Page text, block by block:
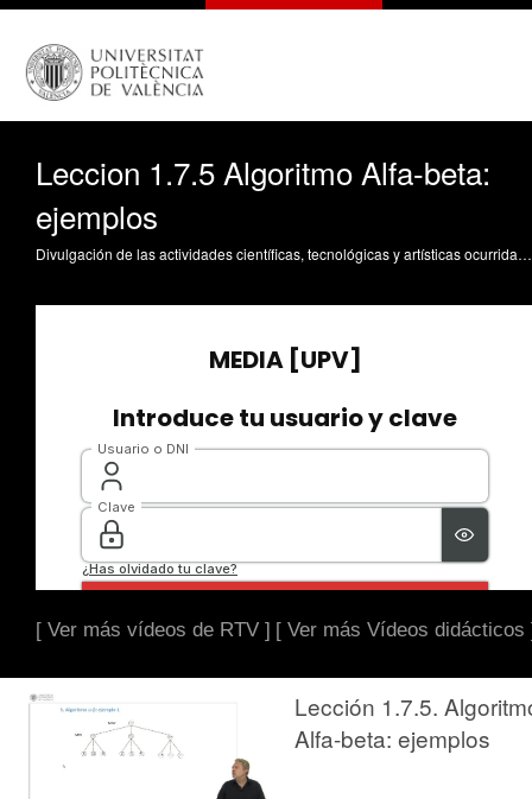
Leccion 1.7.5 Algoritmo Alfa-beta:
ejemplos
Divulgación de las actividades científicas, tecnológicas y artísticas ocurridas en los tres campus de la UPV
[ Ver más vídeos de RTV ] [ Ver más Vídeos didácticos
Lección 1.7.5.
Alfa-beta: ejemplos